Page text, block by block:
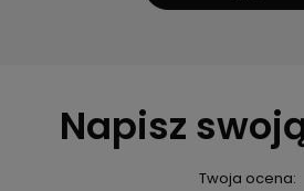
Napisz
Twoja ocena: